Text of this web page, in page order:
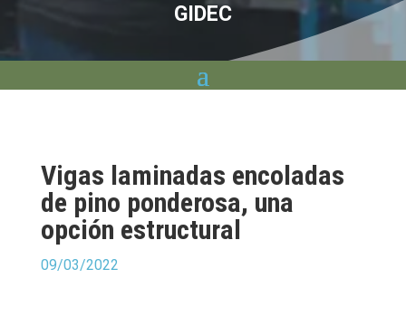
GIDEC
Vigas laminadas encoladas
de pino ponderosa, una
opción estructural
09/03/2022